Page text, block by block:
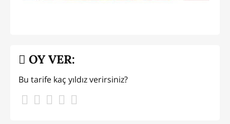
OY VER:
Bu tarife kaç yıldız verirsiniz?